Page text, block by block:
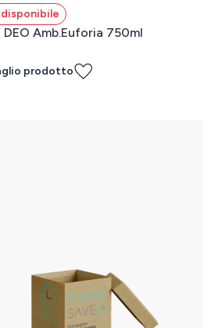
DEO Amb.Euforia 750ml
prodotto